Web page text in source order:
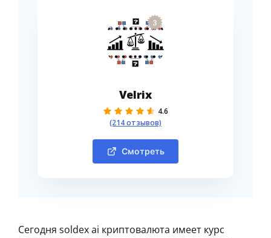
3
Velrix
4.6
(214 отзывов)
Смотреть
Сегодня soldex ai криптовалюта имеет курс